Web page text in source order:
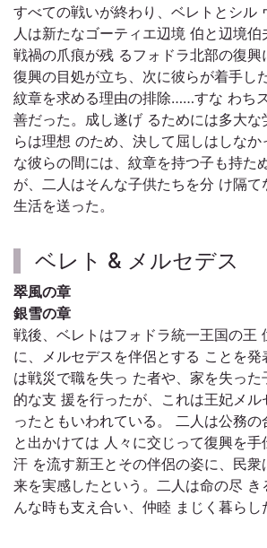
すべての戦いが終わり、ベレトとシル
人は新たなゴーティエ辺境 伯と辺境伯
戦禍の爪痕が残 るフォドラ北部の復興
復興の目処が立ち、次に彼らが着手し
紋章を求める理由の排除……すな わち
善だった。成し遂げ るためには多大な
らは理想 のため、決して屈しはしな
な彼らの間には、紋章を持つ子も持た
が、二人はそんな子供たちを分 け隔て
生活を送った。
ベレト & メルセデス
翠風の章
銀雪の章
戦後、ベレトはフォドラ統一王国の王
に、メルセデスを伴侶とする ことを発
は戦災で職を失っ た者や、家を失っ
的な支 援を行ったが、これは王妃メ
ったともいわれている。 二人は公務
と出かけては 人々に交じって復興を手
汗 を流す新王とその伴侶の姿に、民衆
来を実感したという。二人は命の尽
んな時も支え合い、仲睦 まじく暮らし